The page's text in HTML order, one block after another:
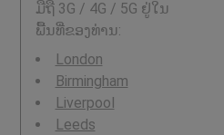
ມືຖື 3G / 4G / 5G ຢູ່ໃນ
ພື້ນທີ່ຂອງທ່ານ:
London
Birmingham
Liverpool
Leeds